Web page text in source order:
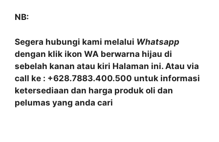
NB:
Segera hubungi kami melalui Whatsapp
dengan klik ikon WA berwarna hijau di
sebelah kanan atau kiri Halaman ini. Atau via
call ke : +628.7883.400.500 untuk informasi
ketersediaan dan harga produk oli dan
pelumas yang anda cari